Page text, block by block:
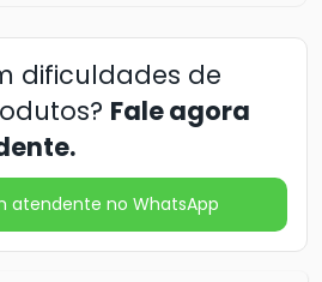
dificuldades de
Fale agora
atendente no WhatsApp